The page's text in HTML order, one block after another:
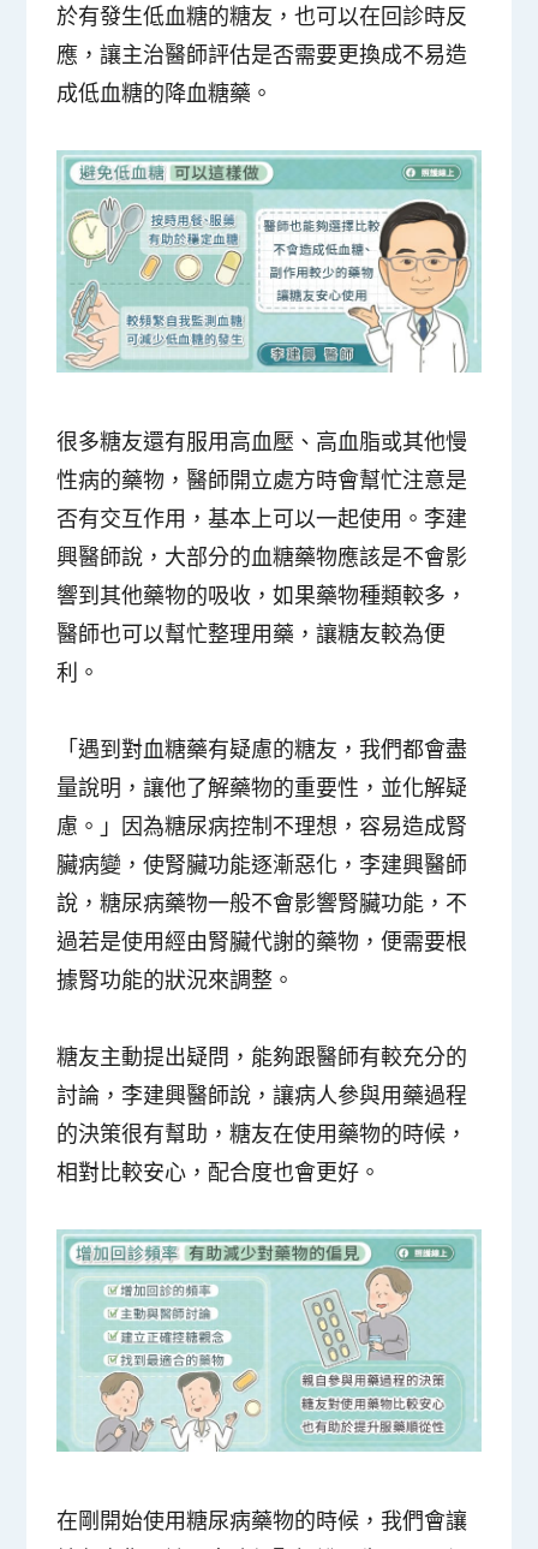
於有發生低血糖的糖友，也可以在回診時反
應，讓主治醫師評估是否需要更換成不易造
成低血糖的降血糖藥。
很多糖友還有服用高血壓、高血脂或其他慢
性病的藥物，醫師開立處方時會幫忙注意是
否有交互作用，基本上可以一起使用。李建
興醫師說，大部分的血糖藥物應該是不會影
響到其他藥物的吸收，如果藥物種類較多，
醫師也可以幫忙整理用藥，讓糖友較為便
利。
「遇到對血糖藥有疑慮的糖友，我們都會盡
量說明，讓他了解藥物的重要性，並化解疑
慮。」因為糖尿病控制不理想，容易造成腎
臟病變，使腎臟功能逐漸惡化，李建興醫師
說，糖尿病藥物一般不會影響腎臟功能，不
過若是使用經由腎臟代謝的藥物，便需要根
據腎功能的狀況來調整。
糖友主動提出疑問，能夠跟醫師有較充分的
討論，李建興醫師說，讓病人參與用藥過程
的決策很有幫助，糖友在使用藥物的時候，
相對比較安心，配合度也會更好。
在剛開始使用糖尿病藥物的時候，我們會讓